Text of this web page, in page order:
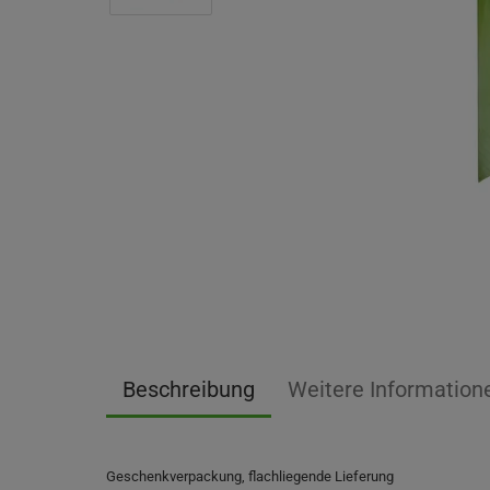
Beschreibung Weitere
Geschenkverpackung, flachliegende Lieferung